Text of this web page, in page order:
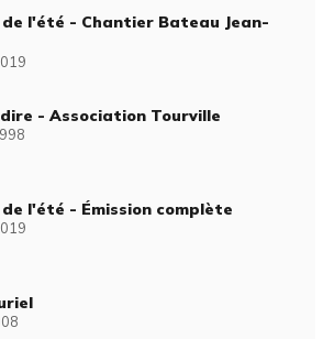
de l'été - Chantier Bateau Jean-
- Association Tourville
l'été - Émission complète